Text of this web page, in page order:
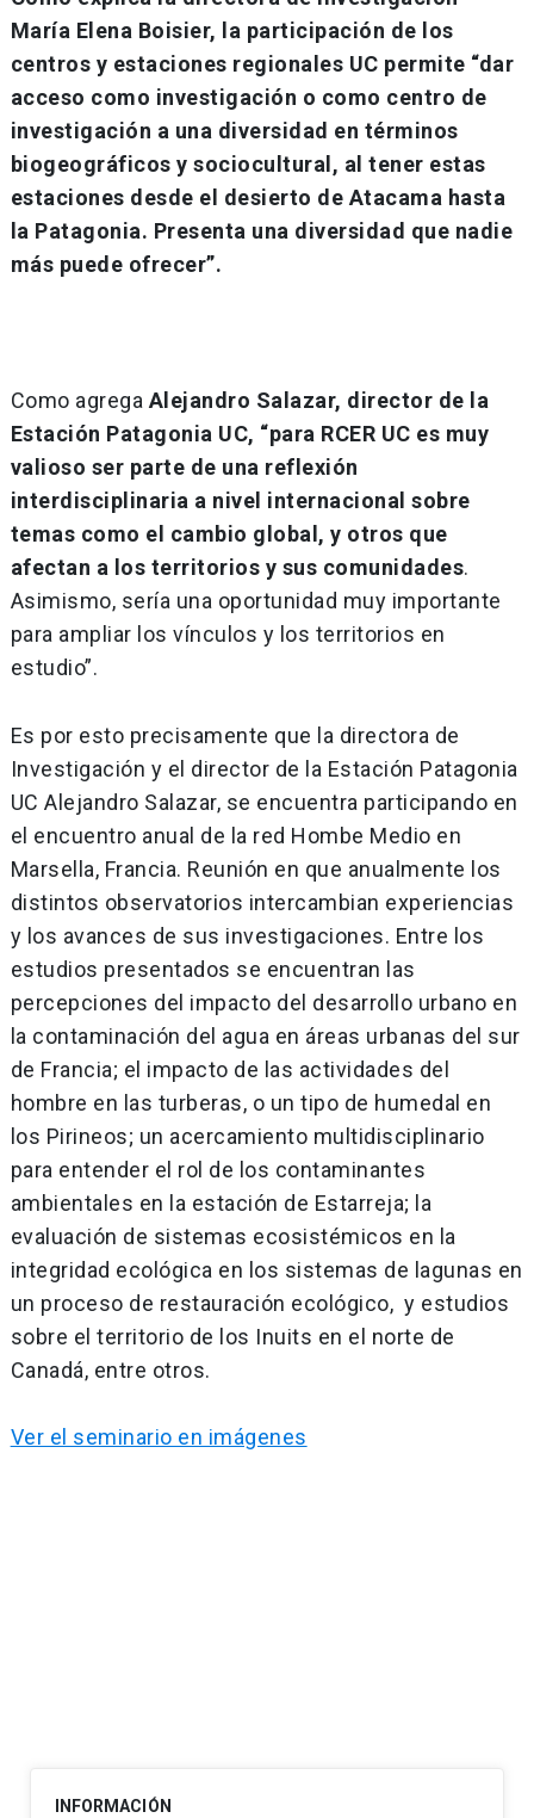
María Elena Boisier, la participación de los
centros y estaciones regionales UC permite “dar
acceso como investigación o como centro de
investigación a una diversidad en términos
biogeográficos y sociocultural, al tener estas
estaciones desde el desierto de Atacama hasta
la Patagonia. Presenta una diversidad que nadie
más puede ofrecer”.
Como agrega Alejandro Salazar, director de la
Estación Patagonia UC, “para RCER UC es muy
valioso ser parte de una reflexión
interdisciplinaria a nivel internacional sobre
temas como el cambio global, y otros que
afectan a los territorios y sus comunidades.
Asimismo, sería una oportunidad muy importante
para ampliar los vínculos y los territorios en
estudio”.
Es por esto precisamente que la directora de
Investigación y el director de la Estación Patagonia
UC Alejandro Salazar, se encuentra participando en
el encuentro anual de la red Hombe Medio en
Marsella, Francia. Reunión en que anualmente los
distintos observatorios intercambian experiencias
y los avances de sus investigaciones. Entre los
estudios presentados se encuentran las
percepciones del impacto del desarrollo urbano en
la contaminación del agua en áreas urbanas del sur
de Francia; el impacto de las actividades del
hombre en las turberas, o un tipo de humedal en
los Pirineos; un acercamiento multidisciplinario
para entender el rol de los contaminantes
ambientales en la estación de Estarreja; la
evaluación de sistemas ecosistémicos en la
integridad ecológica en los sistemas de lagunas en
un proceso de restauración ecológico, y estudios
sobre el territorio de los Inuits en el norte de
Canadá, entre otros.
Ver el seminario en imágenes
INFORMACIÓN